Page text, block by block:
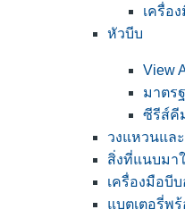
เครื่อ
หัวบีบ
View
มาตร
ซีรีส์คี
วงแหวนแล
สิ่งที่แนบมา
เครื่องมือบี
แบตเตอรี่พ